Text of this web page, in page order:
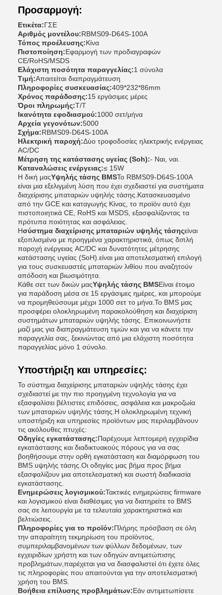
Προσαρμογή:
Ετικέτα:ΓΣΕ
Αριθμός μοντέλου:RBMS09-D64S-100A
Τόπος προέλευσης:Κίνα
Πιστοποίηση:Εφαρμογή των προδιαγραφών
CE/RoHS/MSDS
Ελάχιστη ποσότητα παραγγελίας:1 σύνολα
Τιμή:Απαιτείται διαπραγμάτευση
Πληροφορίες συσκευασίας:409*232*86mm
Χρόνος παράδοσης:15 εργάσιμες μέρες
Όροι πληρωμής:Τ/Τ
Ικανότητα εφοδιασμού:1000 σετ/μήνα
Αρχεία γεγονότων:5000
Σχήμα:RBMS09-D64S-100A
Ηλεκτρική παροχή:Δύο τροφοδοσίες ηλεκτρικής ενέργειας
AC/DC
Μέτρηση της κατάστασης υγείας (Soh):- Ναι, ναι.
Καταναλώσεις ενέργειας:≤ 15W
Η δική μαςΥψηλής τάσης BMSΤο RBMS09-D64S-100A
είναι μια εξελιγμένη λύση που έχει σχεδιαστεί για συστήματα
διαχείρισης μπαταριών υψηλής τάσης.Κατασκευασμένο
από την GCE και καταγωγής Κίνας, το προϊόν αυτό έχει
πιστοποιητικά CE, RoHS και MSDS, εξασφαλίζοντας τα
πρότυπα ποιότητας και ασφάλειας.
Ησύστημα διαχείρισης μπαταριών υψηλής τάσηςείναι
εξοπλισμένο με προηγμένα χαρακτηριστικά, όπως διπλή
παροχή ενέργειας AC/DC και δυνατότητες μέτρησης
κατάστασης υγείας (SoH).είναι μια αποτελεσματική επιλογή
για τους συσκευαστές μπαταριών λιθίου που αναζητούν
απόδοση και βιωσιμότητα.
Κάθε σετ των δικών μαςΥψηλής τάσης BMSΕίναι έτοιμο
για παράδοση μέσα σε 15 εργάσιμες ημέρες, και μπορούμε
να προμηθεύσουμε μέχρι 1000 σετ το μήνα.Το BMS μας
προσφέρει ολοκληρωμένη παρακολούθηση και διαχείριση
συστημάτων μπαταριών υψηλής τάσης. Επικοινωνήστε
μαζί μας για διαπραγμάτευση τιμών και για να κάνετε την
παραγγελία σας, ξεκινώντας από μια ελάχιστη ποσότητα
παραγγελίας μόνο 1 σύνολο.
Υποστήριξη και υπηρεσίες:
Το σύστημα διαχείρισης μπαταριών υψηλής τάσης έχει
σχεδιαστεί με την πιο προηγμένη τεχνολογία για να
εξασφαλίσει βέλτιστες επιδόσεις, ασφάλεια και μακροζωία
των μπαταριών υψηλής τάσης.Η ολοκληρωμένη τεχνική
υποστήριξη και υπηρεσίες προϊόντων μας περιλαμβάνουν
τις ακόλουθες πτυχές:
Οδηγίες εγκατάστασης:Παρέχουμε λεπτομερή εγχειρίδια
εγκατάστασης και διαδικτυακούς πόρους για να σας
βοηθήσουμε στην ορθή εγκατάσταση και διαμόρφωση του
BMS υψηλής τάσης.Οι οδηγίες μας βήμα προς βήμα
εξασφαλίζουν μια αποτελεσματική και σωστή διαδικασία
εγκατάστασης.
Ενημερώσεις λογισμικού:Τακτικές ενημερώσεις firmware
και λογισμικού είναι διαθέσιμες για να διατηρείτε το BMS
σας σε λειτουργία με τα τελευταία χαρακτηριστικά και
βελτιώσεις.
Πληροφορίες για το προϊόν:Πλήρης πρόσβαση σε όλη
την απαραίτητη τεκμηρίωση του προϊόντος,
συμπεριλαμβανομένων των φύλλων δεδομένων, των
εγχειριδίων χρήστη και των οδηγών αντιμετώπισης
προβλημάτων,παρέχεται για να διασφαλιστεί ότι έχετε όλες
τις πληροφορίες που απαιτούνται για την αποτελεσματική
χρήση του BMS.
Βοήθεια επίλυσης προβλημάτων:Εάν αντιμετωπίσετε